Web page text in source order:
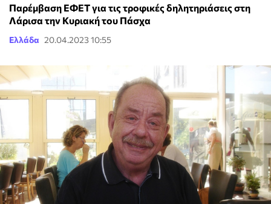
Παρέμβαση ΕΦΕΤ για τις τροφικές δηλητηριάσεις στη
Λάρισα την Κυριακή του Πάσχα
Ελλάδα 20.04.2023 10:55